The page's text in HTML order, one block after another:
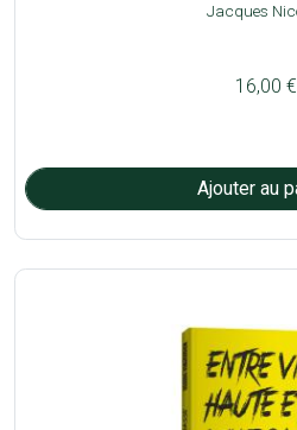
Jacques
16,00 €